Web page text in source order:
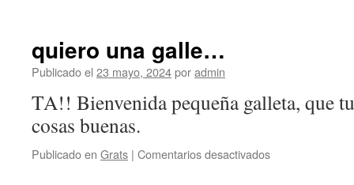
quiero una galle…
Publicado el 23 mayo, 2024poradmin
TA!! Bienvenida pequeña galleta, que
cosas buenas.
Publicado en Grats | Comentarios desactivadosen